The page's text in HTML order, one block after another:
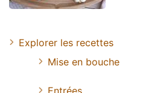
Explorer les recettes
Mise en bouche